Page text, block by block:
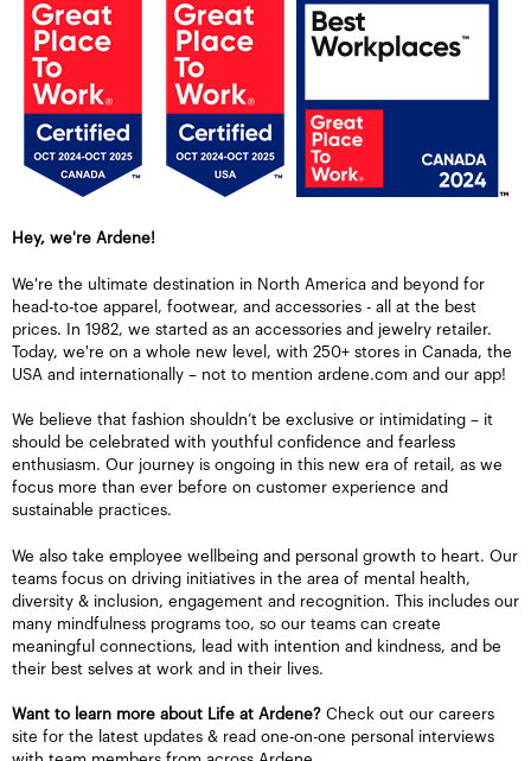
Hey, we're Ardene!
We're the ultimate destination in North America and beyond for
head-to-toe apparel, footwear, and accessories - all at the best
prices. In 1982, we started as an accessories and jewelry retailer.
Today, we're on a whole new level, with 250+ stores in Canada, the
USA and internationally – not to mention ardene.com and our app!
We believe that fashion shouldn’t be exclusive or intimidating – it
should be celebrated with youthful confidence and fearless
enthusiasm. Our journey is ongoing in this new era of retail, as we
focus more than ever before on customer experience and
sustainable practices.
We also take employee wellbeing and personal growth to heart. Our
teams focus on driving initiatives in the area of mental health,
diversity & inclusion, engagement and recognition. This includes our
many mindfulness programs too, so our teams can create
meaningful connections, lead with intention and kindness, and be
their best selves at work and in their lives.
Want to learn more about Life at Ardene? Check out our careers
site for the latest updates & read one-on-one personal interviews